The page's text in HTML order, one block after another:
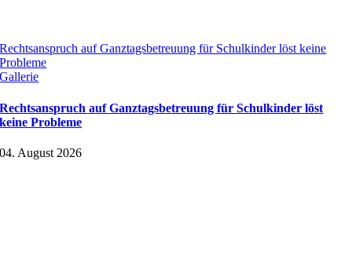
Rechtsanspruch auf Ganztagsbetreuung für Schulkinder löst keine
Probleme
Gallerie
Rechtsanspruch auf Ganztagsbetreuung für Schulkinder löst
keine Probleme
04. August 2026